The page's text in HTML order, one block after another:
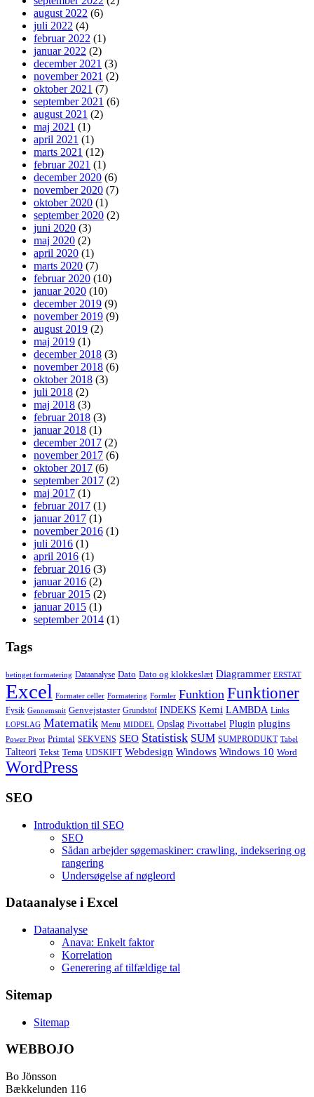
august 2022 (6)
juli 2022 (4)
februar 2022 (1)
januar 2022 (2)
december 2021 (3)
november 2021 (2)
oktober 2021 (7)
september 2021 (6)
august 2021 (2)
maj 2021 (1)
april 2021 (1)
marts 2021 (12)
februar 2021 (1)
december 2020 (6)
november 2020 (7)
oktober 2020 (1)
september 2020 (2)
juni 2020 (3)
maj 2020 (2)
april 2020 (1)
marts 2020 (7)
februar 2020 (10)
januar 2020 (10)
december 2019 (9)
november 2019 (9)
august 2019 (2)
maj 2019 (1)
december 2018 (3)
november 2018 (6)
oktober 2018 (3)
juli 2018 (2)
maj 2018 (3)
februar 2018 (3)
januar 2018 (1)
december 2017 (2)
november 2017 (6)
oktober 2017 (6)
september 2017 (2)
maj 2017 (1)
februar 2017 (1)
januar 2017 (1)
november 2016 (1)
juli 2016 (1)
april 2016 (1)
februar 2016 (3)
januar 2016 (2)
februar 2015 (2)
januar 2015 (1)
september 2014 (1)
Tags
betinget formatering Dataanalyse Dato Dato og klokkeslæt Diagrammer ERSTAT
Excel Formater celler Formatering Formler Funktion Funktioner
Fysik Gennemsnit Genvejstaster Grundstof INDEKS Kemi LAMBDA Links
LOPSLAG Matematik Menu MIDDEL Opslag Pivottabel Plugin plugins
Power Pivot Primtal SEKVENS SEO Statistisk SUM SUMPRODUKT Tabel
Talteori Tekst Tema UDSKIFT Webdesign Windows Windows 10 Word
WordPress
SEO
Introduktion til SEO
SEO
Sådan arbejder søgemaskiner: crawling, indeksering og
rangering
Undersøgelse af nøgleord
Dataanalyse i Excel
Dataanalyse
Anava: Enkelt faktor
Korrelation
Generering af tilfældige tal
Sitemap
Sitemap
WEBBOJO
Bo Jönsson
Bækkelunden 116